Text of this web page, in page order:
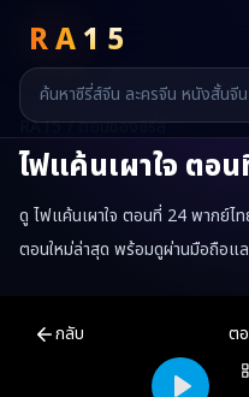
RA15
RA15 / ตอนของซีรี่ส์
ไฟแค้นเผาใจ ตอน
ดู ไฟแค้นเผาใจ ตอนที่ 24 พากย์ไ
ตอนใหม่ล่าสุด พร้อมดูผ่านมือถือแ
กลับ ต
RA15 เป็นเว็บไซต์ดูซีรี่ส์จีนออ
RA15 Drama
RA15 Drama
รวมซีรี่ส์จีน ละครสั้น หนังแน
RA15 Drama